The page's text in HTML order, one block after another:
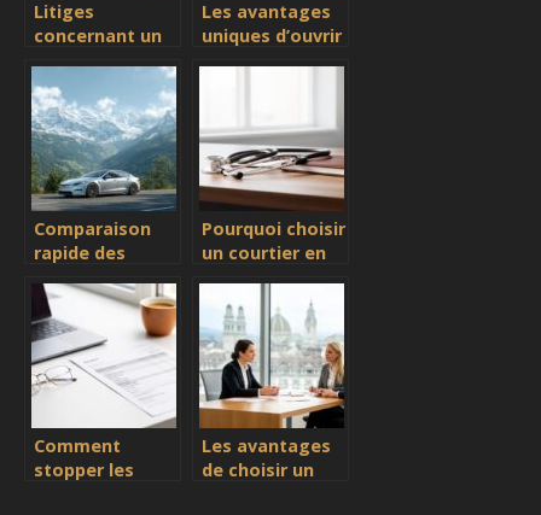
Litiges
concernant un
SPB : qu’est-ce
que c’est et
comment le
résilier
efficacement ?
Les avantages
uniques d’ouvrir
Comparaison
rapide des
véhicules en
Suisse
Pourquoi choisir
un courtier en
spécialisé pour
les
professionnels
de santé
Comment
stopper les
Les avantages
de choisir un